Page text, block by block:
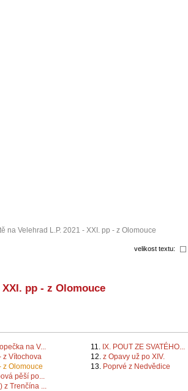
na Velehrad L.P. 2021 - XXI. pp - z Olomouce
velikost textu:
XXI. pp - z Olomouce
na V...
z Vítochova
z Olomouce
pěší po...
z Trenčína ...
11. IX. POUT ZE SVATÉHO...
12. z Opavy už po XIV.
13. Poprvé z Nedvědice